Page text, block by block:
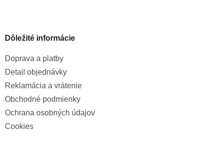
Dôležité informácie
Doprava a platby
Detail objednávky
Reklamácia a vrátenie
Obchodné podmienky
Ochrana osobných údajov
Cookies